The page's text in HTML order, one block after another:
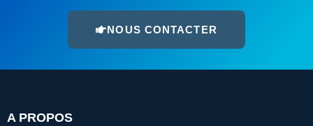
NOUS CONTACTER
A PROPOS